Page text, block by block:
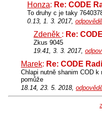
Honza: Re: CODE
To druhy c je taky
0.13, 1. 3. 2017,
Zdeněk : Re:
Zkus 9045
19.41, 3. 3. 2017,
Marek: Re: CODE
Chlapi nutně shanim COD
pomůže
18.14, 23. 5. 2018,